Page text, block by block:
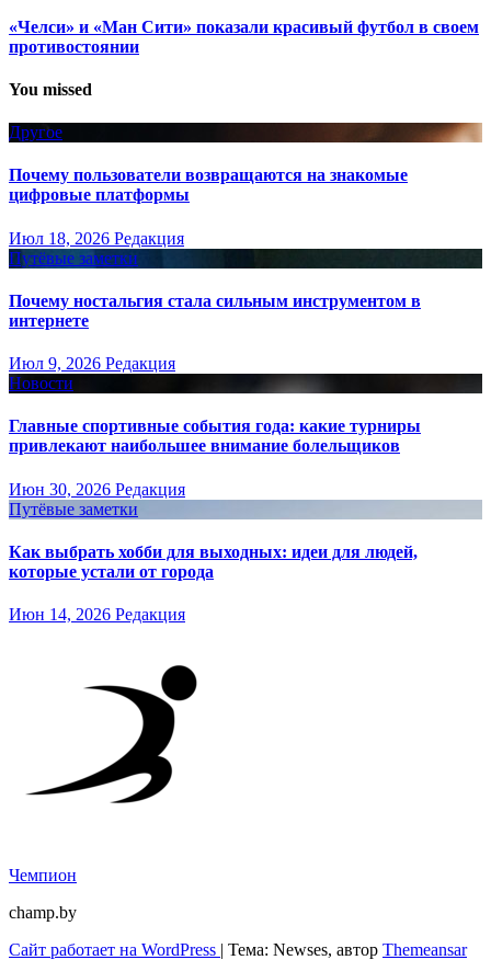
«Челси» и «Ман Сити» показали красивый футбол в своем
противостоянии
You missed
Другое
Почему пользователи возвращаются на знакомые
цифровые платформы
Июл 18, 2026 Редакция
Путёвые заметки
Почему ностальгия стала сильным инструментом в
интернете
Июл 9, 2026 Редакция
Новости
Главные спортивные события года: какие турниры
привлекают наибольшее внимание болельщиков
Июн 30, 2026 Редакция
Путёвые заметки
Как выбрать хобби для выходных: идеи для людей,
которые устали от города
Июн 14, 2026 Редакция
Чемпион
champ.by
Сайт работает на WordPress | Тема: Newses, автор Themeansar